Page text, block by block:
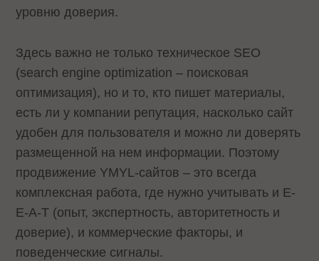
уровню доверия.
Здесь важно не только техническое SEO
(search engine optimization – поисковая
оптимизация), но и то, кто пишет материалы,
есть ли у компании репутация, насколько сайт
удобен для пользователя и можно ли доверять
размещенной на нем информации. Поэтому
продвижение YMYL-сайтов – это всегда
комплексная работа, где нужно учитывать и E-
E-A-T (опыт, экспертность, авторитетность и
доверие), и коммерческие факторы, и
поведенческие сигналы.